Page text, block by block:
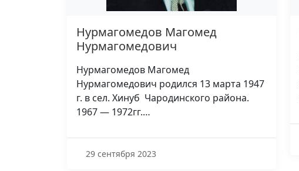
Нурмагомедов Магомед
Нурмагомедович
Нурмагомедов Магомед
Нурмагомедович родился 13 марта 1947
г. в сел. Хинуб Чародинского района.
1967 — 1972гг.…
29 сентября 2023